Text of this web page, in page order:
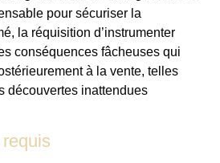
pour sécuriser la
la réquisition d’instrumenter
conséquences fâcheuses qui
à la vente, telles
découvertes inattendues